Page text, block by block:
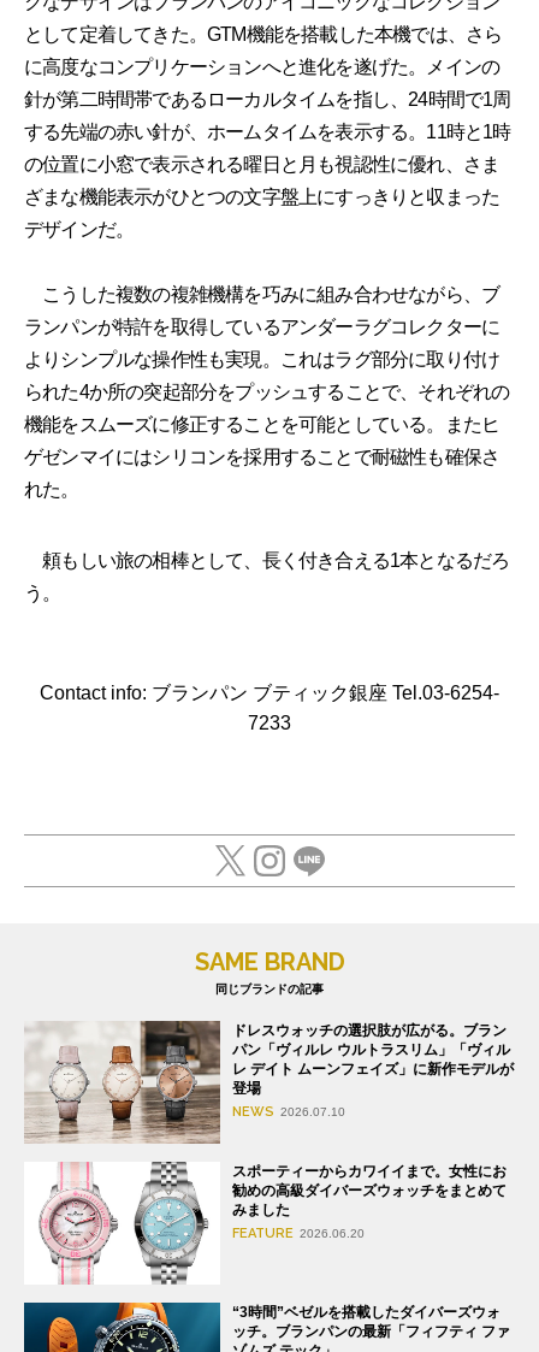
として定着してきた。GTM機能を搭載した本機では、さら
に高度なコンプリケーションへと進化を遂げた。メインの
針が第二時間帯であるローカルタイムを指し、24時間で1周
する先端の赤い針が、ホームタイムを表示する。11時と1時
の位置に小窓で表示される曜日と月も視認性に優れ、さま
ざまな機能表示がひとつの文字盤上にすっきりと収まった
デザインだ。
こうした複数の複雑機構を巧みに組み合わせながら、ブ
ランパンが特許を取得しているアンダーラグコレクターに
よりシンプルな操作性も実現。これはラグ部分に取り付け
られた4か所の突起部分をプッシュすることで、それぞれの
機能をスムーズに修正することを可能としている。またヒ
ゲゼンマイにはシリコンを採用することで耐磁性も確保さ
れた。
頼もしい旅の相棒として、長く付き合える1本となるだろ
う。
Contact info: ブランパン ブティック銀座 Tel.03-6254-
7233
SAME BRAND
同じブランドの記事
ドレスウォッチの選択肢が広がる。ブラン
パン「ヴィルレ ウルトラスリム」「ヴィル
レ デイト ムーンフェイズ」に新作モデルが
登場
NEWS 2026.07.10
スポーティーからカワイイまで。女性にお
勧めの高級ダイバーズウォッチをまとめて
みました
FEATURE 2026.06.20
“3時間”ベゼルを搭載したダイバーズウォ
ッチ。ブランパンの最新「フィフティ ファ